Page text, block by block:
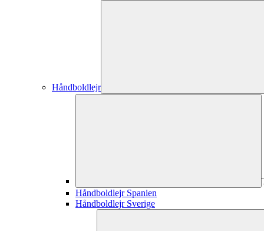
Håndboldlejr
Håndboldlejr Spanien
Håndboldlejr Sverige